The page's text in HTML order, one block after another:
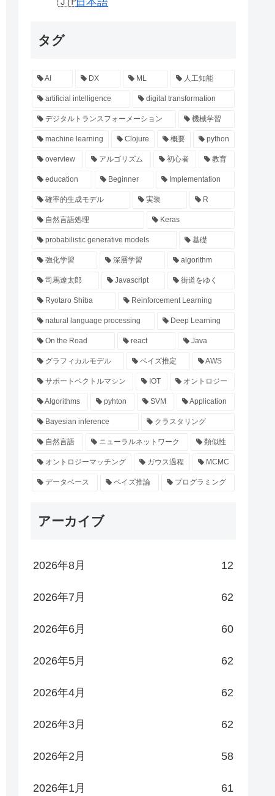
タグ
AI DX ML 人工知能
artificial intelligence digital transformation
デジタルトランスフォーメーション 機械学習
machine learning Clojure 概要 python
overview アルゴリズム 初心者 教育
education Beginner Implementation
確率的生成モデル 実装 R
自然言語処理 Keras
probabilistic generative models 基礎
強化学習 深層学習 algorithm
司馬遼太郎 Javascript 街道をゆく
Ryotaro Shiba Reinforcement Learning
natural language processing Deep Learning
On the Road react Java
グラフィカルモデル ベイズ推定 AWS
サポートベクトルマシン IOT オントロジー
Algorithms pyhton SVM Application
Bayesian inference クラスタリング
自然言語 ニューラルネットワーク 類似性
オントロジーマッチング ガウス過程 MCMC
データベース ベイズ推論 プログラミング
アーカイブ
2026年8月 12
2026年7月 62
2026年6月 60
2026年5月 62
2026年4月 62
2026年3月 62
2026年2月 58
2026年1月 61